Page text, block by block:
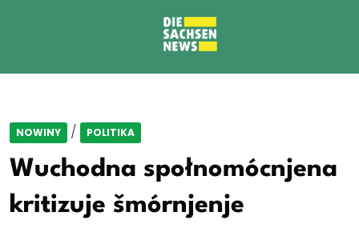
NOWINY / POLITIKA
Wuchodna społnomócnjena
kritizuje šmórnjenje